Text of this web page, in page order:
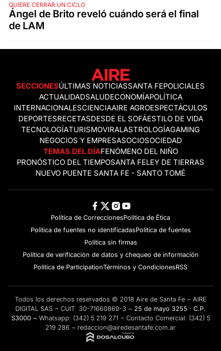
QUIERE CERRAR UN CICLO
Ángel de Brito reveló cuándo será el final
de LAM
SECCIONESÚLTIMAS NOTICIASSANTA FEPOLICIALES
ACTUALIDADSALUDECONOMÍAPOLÍTICA
INTERNACIONALESCIENCIAAIRE AGROESPECTÁCULOS
DEPORTESRECETASDESDE EL SOFÁESTILO DE VIDA
TECNOLOGÍATURISMOVIRALASTROLOGÍAGAMING
NEGOCIOS Y EMPRESASOCIOSOCIEDAD
TEMAS DEL DÍAFENÓMENO DEL NIÑO
PRONÓSTICO DEL TIEMPOSANTA FELEY DE TIERRAS
NUEVO PUENTE SANTA FE - SANTO TOMÉ
Política de CorreccionesPolitica de Ética
Política de fuentes no identificadasPolítica de fuentes
Política sin firmas
Política de verificación de datos y chequeo de información
Politica de ParticipationTérminos y CondicionesRSS
Todos los derechos reservados © 2018 Aire de Santa Fe ~ AIRE
DIGITAL SAS ~ CUIT 30-71660869-3 ~ 25 de mayo 3255 · C.P.
S3000 ~ Whatsapp: (342) 5 219 271 ~ Contacto Comercial: (342) 5
219 286 ~ redaccion@airedesantafe.com.ar